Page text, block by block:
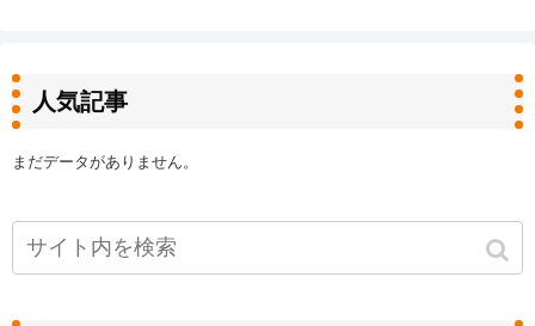
人気記事
まだデータがありません。